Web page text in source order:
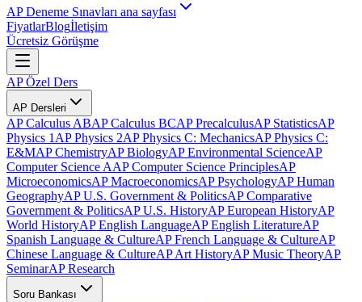
AP Deneme Sınavları ana sayfası
FiyatlarBlogİletişim
Ücretsiz Görüşme
AP Özel Ders
AP Dersleri
AP Calculus ABAP Calculus BCAP PrecalculusAP StatisticsAP
Physics 1 AP Physics 2AP Physics C: MechanicsAP Physics C:
E&MAP ChemistryAP BiologyAP Environmental ScienceAP
Computer Science AAP Computer Science PrinciplesAP
MicroeconomicsAP MacroeconomicsAP PsychologyAP Human
GeographyAP U.S. Government & PoliticsAP Comparative
Government & PoliticsAP U.S. HistoryAP European HistoryAP
World HistoryAP English LanguageAP English LiteratureAP
Spanish Language & CultureAP French Language & CultureAP
Chinese Language & CultureAP Art HistoryAP Music TheoryAP
SeminarAP Research
Soru Bankası